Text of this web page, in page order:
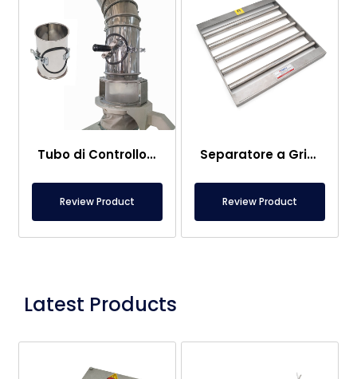
Tubo di Controllo Magnetico Per Mulini Di Farina
Review Product
Separatore a Griglia Magnetica 420×420 mm
Review Product
Latest Products